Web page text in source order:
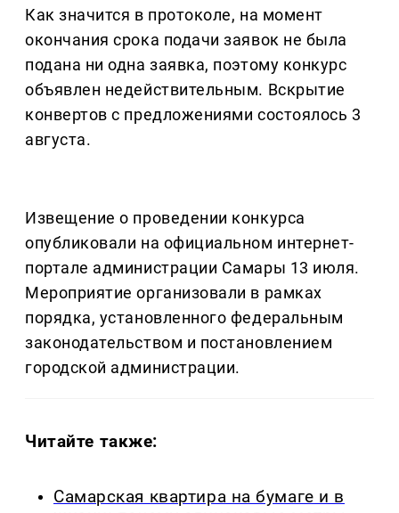
Как значится в протоколе, на момент
окончания срока подачи заявок не была
подана ни одна заявка, поэтому конкурс
объявлен недействительным. Вскрытие
конвертов с предложениями состоялось 3
августа.
Извещение о проведении конкурса
опубликовали на официальном интернет-
портале администрации Самары 13 июля.
Мероприятие организовали в рамках
порядка, установленного федеральным
законодательством и постановлением
городской администрации.
Читайте также:
Самарская квартира на бумаге и в